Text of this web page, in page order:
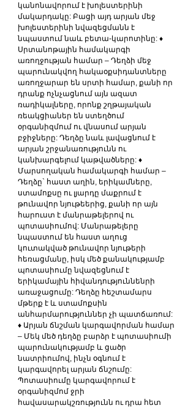
կանոնավորում է խոլեստերինի
մակարդակը: Բացի այդ արյան մեջ
խոլեստերինի նվազեցմանն է
նպաստում նաև բետա-կարոտինը: ♦
Սրտանոթային համակարգի
առողջության համար – Դեղձի մեջ
պարունակվող հակաօքսիդանտները
առողջարար են սրտի համար, քանի որ
դրանք ոչնչացնում այն ազատ
ռադիկալները, որոնք շղթայական
ռեակցիաներ են ստեղծում
օրգանիզմում ու վնասում արյան
բջիջները: Դեղձը նաև լավացնում է
արյան շրջանառությունն ու
կանխարգելում կաթվածները: ♦
Մարսողական համակարգի համար –
Դեղձը` հաստ աղին, երիկամները,
ստամոքսը ու լյարդը մաքրում է
թունավոր նյութեերից, քանի որ այն
հարուստ է մանրաթելերով ու
պոտասիումով: Մանրաթելերը
նպաստում են հաստ աղուց
կուտակված թունավոր նյութերի
հեռացմանը, իսկ մեծ քանակությամբ
պոտասիումը նվազեցնում է
երիկամային հիվանդություննենրի
առաջացումը: Դեղձը հեշտամարս
մթերք է և ստամոքսին
անհարմարություններ չի պատճառում:
♦ Արյան ճնշման կարգավորման համար
– Մեկ մեծ դեղձը բարձր է պոտասիումի
պարունակությամբ և ցածր
նատրիումով, ինչն օգնում է
կարգավորել արյան ճնշումը:
Պոտասիումը կարգավորում է
օրգանիզմոմ ջրի
հավասարակշռությունն ու դրա հետ